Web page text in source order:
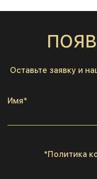
Оставьте заявку и
Имя*
*Политика